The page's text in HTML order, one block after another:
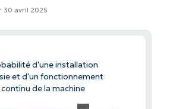
30 avril 2025
d'une installation
et d'un fonctionnement
continu de la machine